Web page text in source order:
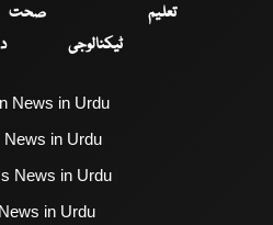
تعلیم
صحت
ٹیکنالوجی
News in Urdu
News in Urdu
News in Urdu
in Urdu